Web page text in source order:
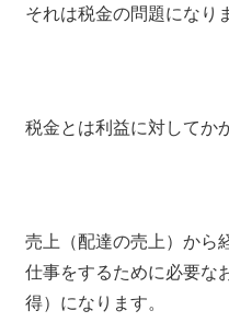
それは税金の問題になり
税金とは利益に対してか
売上（配達の売上）から
仕事をするために必要な
得）になります。